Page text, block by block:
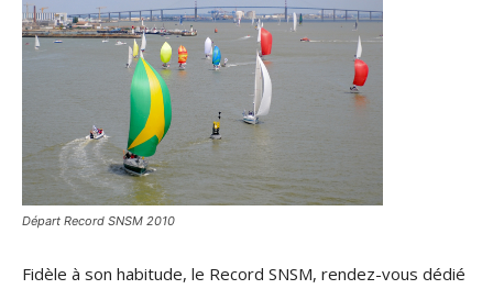
Départ Record SNSM 2010
Fidèle à son habitude, le Record SNSM, rendez-vous dédié